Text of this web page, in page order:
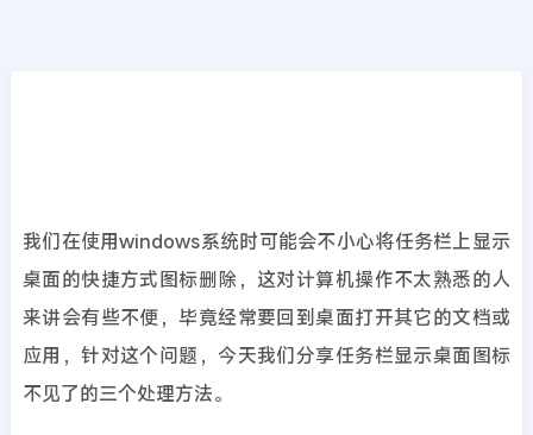
我们在使用windows系统时可能会不小心将任务栏上显示
桌面的快捷方式图标删除，这对计算机操作不太熟悉的人
来讲会有些不便，毕竟经常要回到桌面打开其它的文档或
应用，针对这个问题，今天我们分享任务栏显示桌面图标
不见了的三个处理方法。